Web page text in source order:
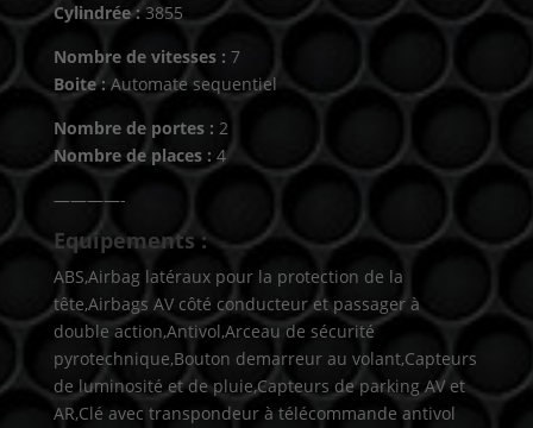
Cylindrée :3855
Nombre de vitesses : 7
Boite : Automate sequentiel
Nombre de portes : 2
Nombre de places : 4
————-
Equipements :
ABS,Airbag latéraux pour la protection de la
tête,Airbags AV côté conducteur et passager à
double action,Antivol,Arceau de sécurité
pyrotechnique,Bouton demarreur au volant,Capteurs
de luminosité et de pluie,Capteurs de parking AV et
AR,Clé avec transpondeur à télécommande antivol